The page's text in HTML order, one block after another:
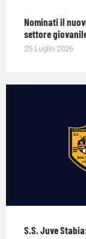
Nominati il
settore
25 Luglio 2026
S.S. Juve